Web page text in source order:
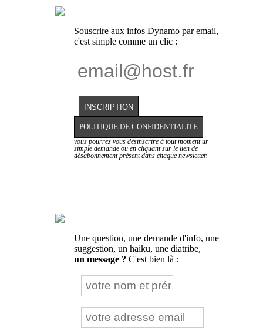
Souscrire aux infos Dynamo par email,
c'est simple comme un clic :
POLITIQUE DE CONFIDENTIALITE
vous pourrez vous désinscrire à tout moment ur
simple demande ou en cliquant sur le lien de
désabonnement présent dans chaque newsletter.
Une question, une demande d'info, une
suggestion, un haiku, une diatribe,
un message ? C'est bien là :